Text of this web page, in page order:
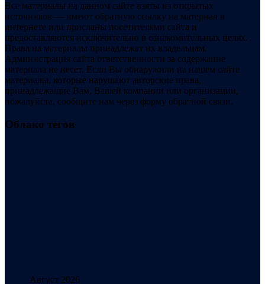
Все материалы на данном сайте взяты из открытых
источников — имеют обратную ссылку на материал в
интернете или присланы посетителями сайта и
предоставляются исключительно в ознакомительных целях.
Права на материалы принадлежат их владельцам.
Администрация сайта ответственности за содержание
материала не несет. Если Вы обнаружили на нашем сайте
материалы, которые нарушают авторские права,
принадлежащие Вам, Вашей компании или организации,
пожалуйста, сообщите нам через форму обратной связи.
Облако тегов
Август 2026